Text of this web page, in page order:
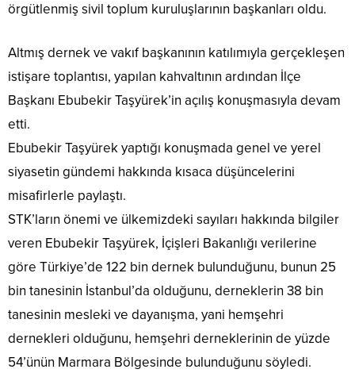
örgütlenmiş sivil toplum kuruluşlarının başkanları oldu.
Altmış dernek ve vakıf başkanının katılımıyla gerçekleşen
istişare toplantısı, yapılan kahvaltının ardından İlçe
Başkanı Ebubekir Taşyürek’in açılış konuşmasıyla devam
etti.
Ebubekir Taşyürek yaptığı konuşmada genel ve yerel
siyasetin gündemi hakkında kısaca düşüncelerini
misafirlerle paylaştı.
STK’ların önemi ve ülkemizdeki sayıları hakkında bilgiler
veren Ebubekir Taşyürek, İçişleri Bakanlığı verilerine
göre Türkiye’de 122 bin dernek bulunduğunu, bunun 25
bin tanesinin İstanbul’da olduğunu, derneklerin 38 bin
tanesinin mesleki ve dayanışma, yani hemşehri
dernekleri olduğunu, hemşehri derneklerinin de yüzde
54’ünün Marmara Bölgesinde bulunduğunu söyledi.